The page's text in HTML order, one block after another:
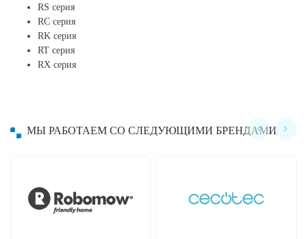
RS серия
RC серия
RK серия
RT серия
RX серия
МЫ РАБОТАЕМ СО СЛЕДУЮЩИМИ БРЕНДАМИ